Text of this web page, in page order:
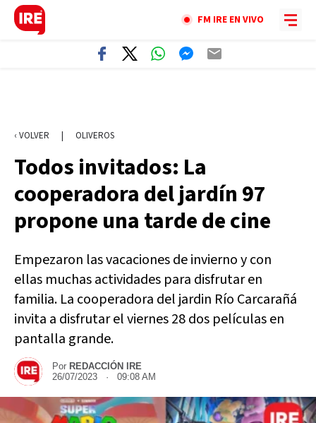
FM IRE EN VIVO
‹ VOLVER | OLIVEROS
Todos invitados: La
cooperadora del jardín 97
propone una tarde de cine
Empezaron las vacaciones de invierno y con
ellas muchas actividades para disfrutar en
familia. La cooperadora del jardin Río Carcarañá
invita a disfrutar el viernes 28 dos películas en
pantalla grande.
Por REDACCIÓN IRE
26/07/2023 · 09:08 AM